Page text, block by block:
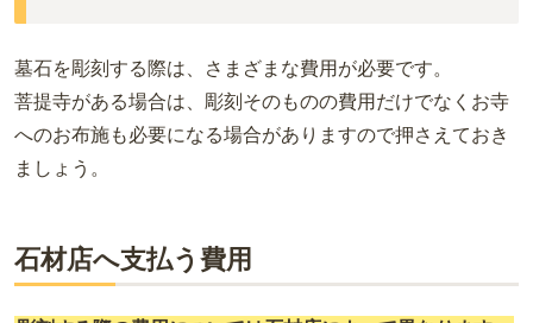
墓石を彫刻する際は、さまざまな費用が必要です。
菩提寺がある場合は、彫刻そのものの費用だけでなくお寺
へのお布施も必要になる場合がありますので押さえておき
ましょう。
石材店へ支払う費用